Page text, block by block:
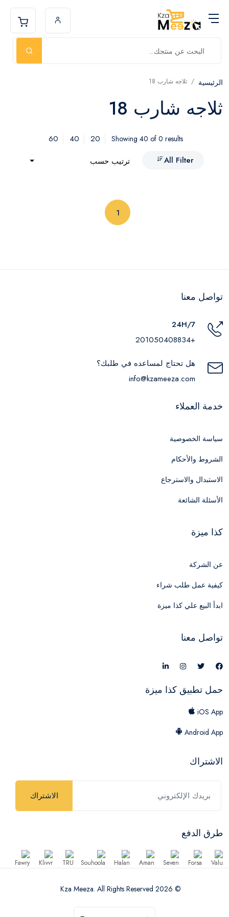
الرئيسية ثلاجه شارب 18
ثلاجه شارب 18
Showing 40 of 0 results
20
40
60
All Filter
ترتيب حسب
1
تواصل معنا
24H/7
+201050408834
هل تحتاج لمساعده في طلبك؟
info@kzameeza.com
خدمة العملاء
سياسة الخصوصية
الشروط والأحكام
الاستبدال والاسترجاع
الأسئلة الشائعة
كذا ميزة
عن الشركة
كيفية عمل طلب شراء
ابدأ البيع علي كذا ميزة
تواصل معنا
حمل تطبيق كذا ميزة
iOS App
Android App
الاشتراك
الاشتراك
طرق الدفع
© 2026 Kza Meeza. All Rights Reserved